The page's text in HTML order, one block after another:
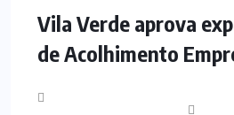
Vila Verde aprova
de Acolhimento